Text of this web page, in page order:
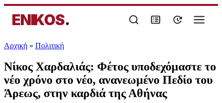
ENIKOS.
Αρχική » Πολιτική
Νίκος Χαρδαλιάς: Φέτος υποδεχόμαστε το
νέο χρόνο στο νέο, ανανεωμένο Πεδίο του
Άρεως, στην καρδιά της Αθήνας